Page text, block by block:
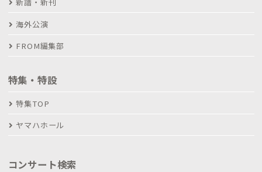
海外公演
FROM編集部
特集・特設
特集TOP
ヤマハホール
コンサート検索